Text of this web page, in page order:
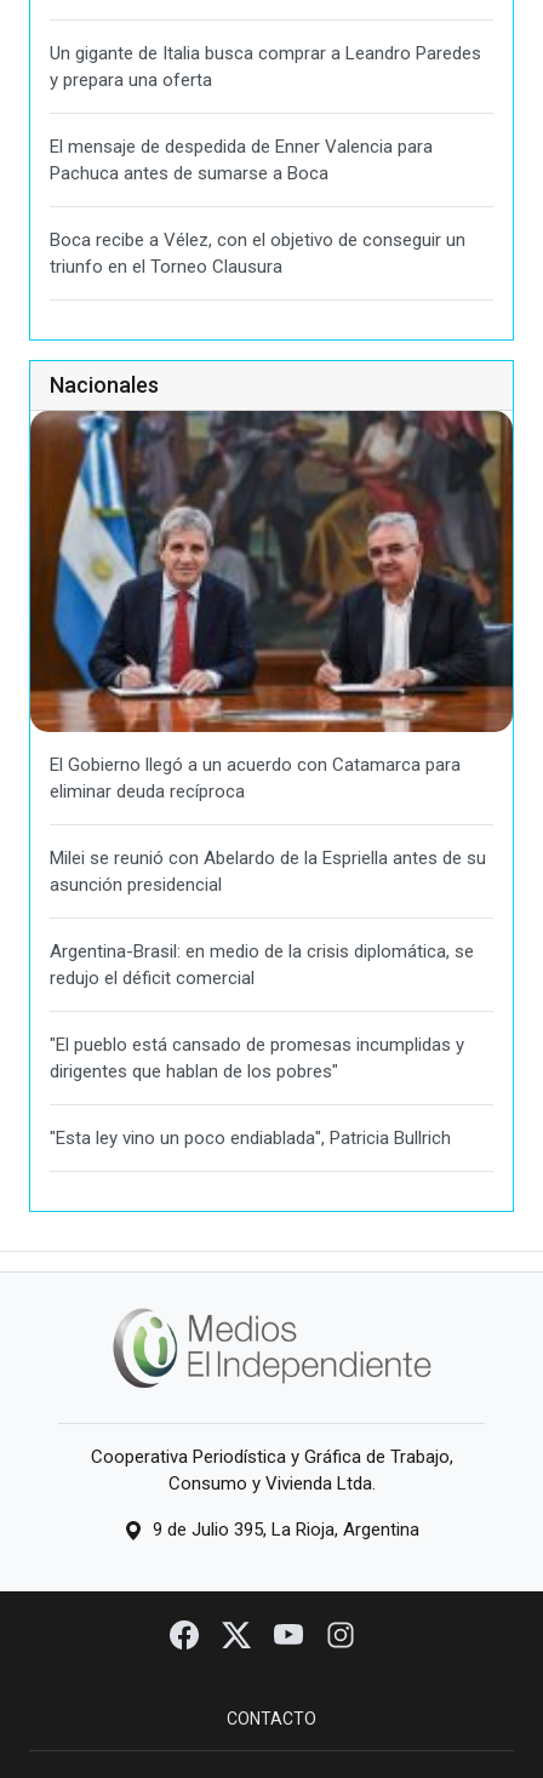
Un gigante de Italia busca comprar a Leandro Paredes
y prepara una oferta
El mensaje de despedida de Enner Valencia para
Pachuca antes de sumarse a Boca
Boca recibe a Vélez, con el objetivo de conseguir un
triunfo en el Torneo Clausura
Nacionales
El Gobierno llegó a un acuerdo con Catamarca para
eliminar deuda recíproca
Milei se reunió con Abelardo de la Espriella antes de su
asunción presidencial
Argentina-Brasil: en medio de la crisis diplomática, se
redujo el déficit comercial
"El pueblo está cansado de promesas incumplidas y
dirigentes que hablan de los pobres"
"Esta ley vino un poco endiablada", Patricia Bullrich
Cooperativa Periodística y Gráfica de Trabajo,
Consumo y Vivienda Ltda.
9 de Julio 395, La Rioja, Argentina
CONTACTO